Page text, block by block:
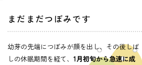
まだまだつぼみです
幼芽の先端につぼみが顔を出し、その後しば
しの休眠期間を経て、 1月初旬から急速に成